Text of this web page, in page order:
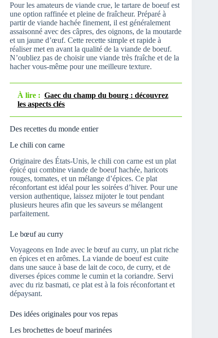
Pour les amateurs de viande crue, le tartare de boeuf est
une option raffinée et pleine de fraîcheur. Préparé à
partir de viande hachée finement, il est généralement
assaisonné avec des câpres, des oignons, de la moutarde
et un jaune d’œuf. Cette recette simple et rapide à
réaliser met en avant la qualité de la viande de boeuf.
N’oubliez pas de choisir une viande très fraîche et de la
hacher vous-même pour une meilleure texture.
À lire : Gaec du champ du bourg : découvrez
les aspects clés
Des recettes du monde entier
Le chili con carne
Originaire des États-Unis, le chili con carne est un plat
épicé qui combine viande de boeuf hachée, haricots
rouges, tomates, et un mélange d’épices. Ce plat
réconfortant est idéal pour les soirées d’hiver. Pour une
version authentique, laissez mijoter le tout pendant
plusieurs heures afin que les saveurs se mélangent
parfaitement.
Le bœuf au curry
Voyageons en Inde avec le bœuf au curry, un plat riche
en épices et en arômes. La viande de boeuf est cuite
dans une sauce à base de lait de coco, de curry, et de
diverses épices comme le cumin et la coriandre. Servi
avec du riz basmati, ce plat est à la fois réconfortant et
dépaysant.
Des idées originales pour vos repas
Les brochettes de boeuf marinées